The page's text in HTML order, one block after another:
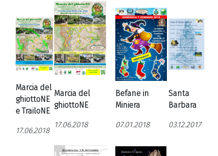
Marcia del
ghiottoNE
e TrailoNE
17.06.2018
Marcia del
ghiottoNE
17.06.2018
Befane in
Miniera
07.01.2018
Santa
Barbara
03.12.2017